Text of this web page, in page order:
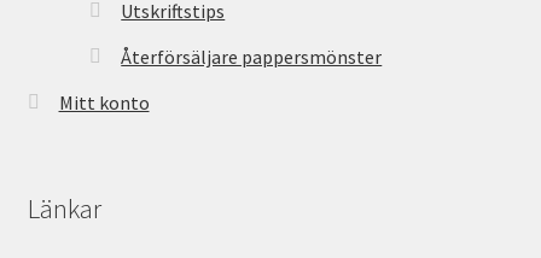
Utskriftstips
Återförsäljare pappersmönster
Mitt konto
Länkar